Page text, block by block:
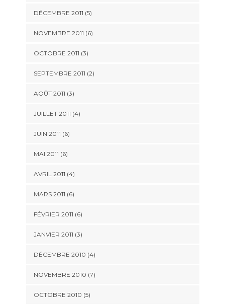
DÉCEMBRE 2011 (5)
NOVEMBRE 2011 (6)
OCTOBRE 2011 (3)
SEPTEMBRE 2011 (2)
AOÛT 2011 (3)
JUILLET 2011 (4)
JUIN 2011 (6)
MAI 2011 (6)
AVRIL 2011 (4)
MARS 2011 (6)
FÉVRIER 2011 (6)
JANVIER 2011 (3)
DÉCEMBRE 2010 (4)
NOVEMBRE 2010 (7)
OCTOBRE 2010 (5)